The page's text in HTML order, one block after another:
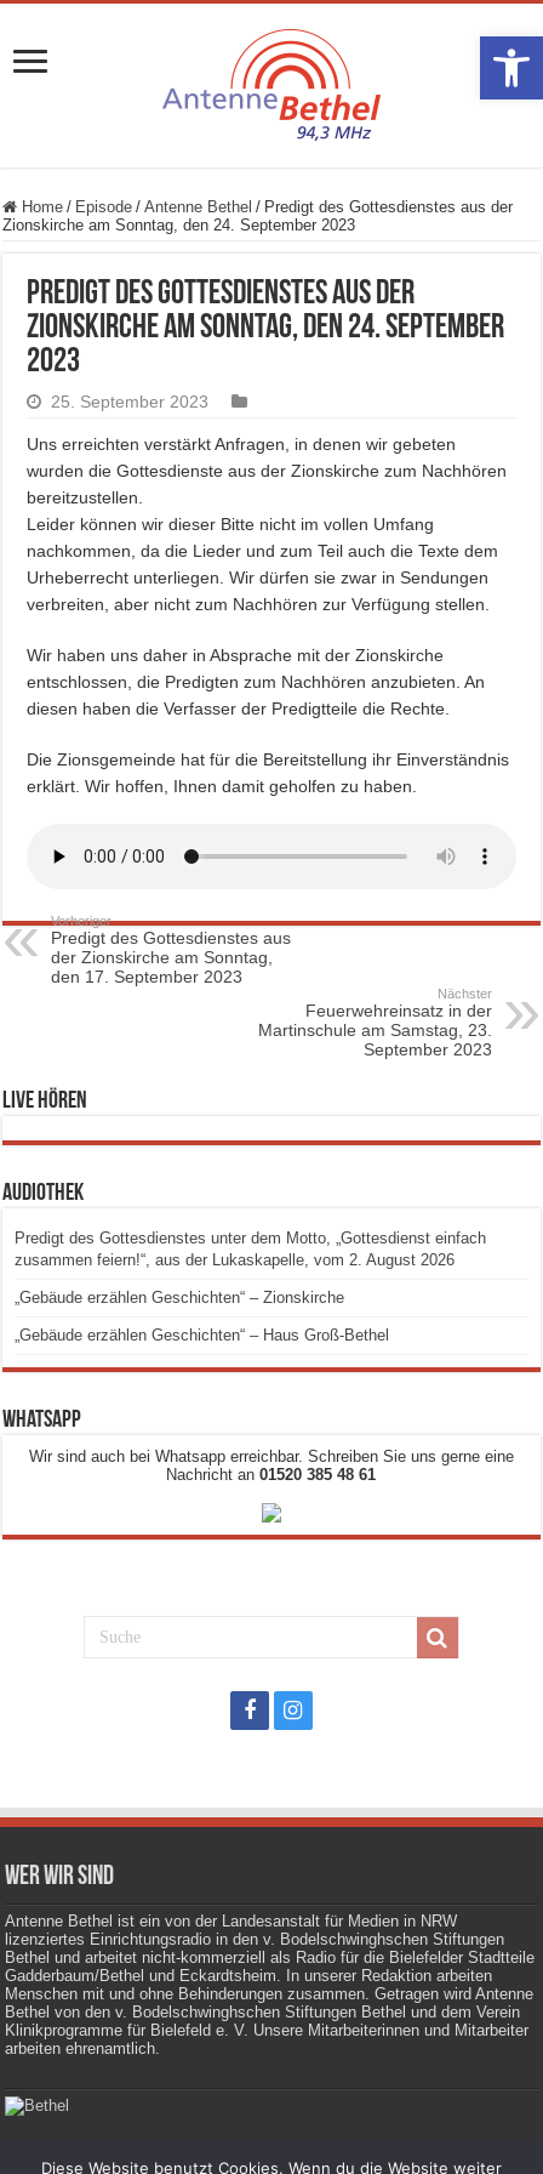
Home / Episode / Antenne Bethel / Predigt des Gottesdienstes aus der
Zionskirche am Sonntag, den 24. September 2023
Predigt des Gottesdienstes aus der
Zionskirche am Sonntag, den 24. September
2023
25. September 2023
Uns erreichten verstärkt Anfragen, in denen wir gebeten
wurden die Gottesdienste aus der Zionskirche zum Nachhören
bereitzustellen.
Leider können wir dieser Bitte nicht im vollen Umfang
nachkommen, da die Lieder und zum Teil auch die Texte dem
Urheberrecht unterliegen. Wir dürfen sie zwar in Sendungen
verbreiten, aber nicht zum Nachhören zur Verfügung stellen.
Wir haben uns daher in Absprache mit der Zionskirche
entschlossen, die Predigten zum Nachhören anzubieten. An
diesen haben die Verfasser der Predigtteile die Rechte.
Die Zionsgemeinde hat für die Bereitstellung ihr Einverständnis
erklärt. Wir hoffen, Ihnen damit geholfen zu haben.
Vorheriger
Predigt des Gottesdienstes aus
der Zionskirche am Sonntag,
den 17. September 2023
Nächster
Feuerwehreinsatz in der
Martinschule am Samstag, 23.
September 2023
Live hören
Audiothek
Predigt des Gottesdienstes unter dem Motto, „Gottesdienst einfach
zusammen feiern!“, aus der Lukaskapelle, vom 2. August 2026
„Gebäude erzählen Geschichten“ – Zionskirche
„Gebäude erzählen Geschichten“ – Haus Groß-Bethel
Whatsapp
Wir sind auch bei Whatsapp erreichbar. Schreiben Sie uns gerne eine
Nachricht an01520 385 48 61
Wer wir sind
Antenne Bethel ist ein von der Landesanstalt für Medien in NRW
lizenziertes Einrichtungsradio in den v. Bodelschwinghschen Stiftungen
Bethel und arbeitet nicht-kommerziell als Radio für die Bielefelder Stadtteile
Gadderbaum/Bethel und Eckardtsheim. In unserer Redaktion arbeiten
Menschen mit und ohne Behinderungen zusammen. Getragen wird Antenne
Bethel von den v. Bodelschwinghschen Stiftungen Bethel und dem Verein
Klinikprogramme für Bielefeld e. V. Unsere Mitarbeiterinnen und Mitarbeiter
arbeiten ehrenamtlich.
Diese Website benutzt Cookies. Wenn du die Website weiter